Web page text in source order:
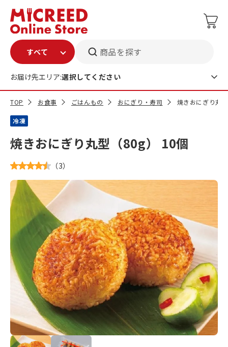
商品を探す
お届け先エリア:選択してください
TOP お食事 ごはんもの おにぎり・寿司 焼きおにぎり丸
冷凍
焼きおにぎり丸型（80g） 10個
（3）